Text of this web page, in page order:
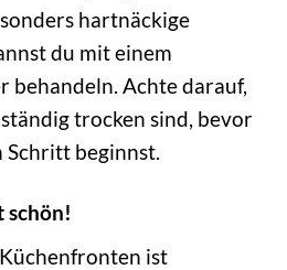
hartnäckige
du mit einem
behandeln. Achte darauf,
trocken sind, bevor
Schritt beginnst.
schön!
ist